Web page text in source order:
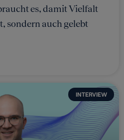
es, damit Vielfalt
sondern auch gelebt
INTERVIEW